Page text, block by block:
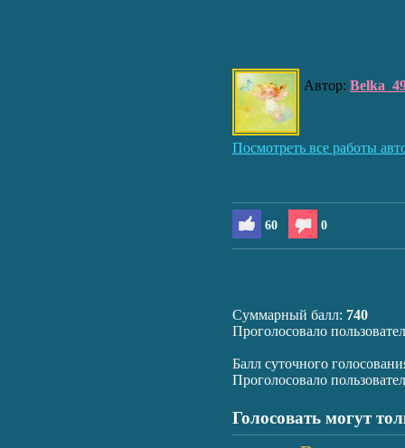
Автор:
Посмотреть все работы
60 0
Суммарный балл: 740
Проголосовало
Балл суточного
Проголосовало
Голосовать могут